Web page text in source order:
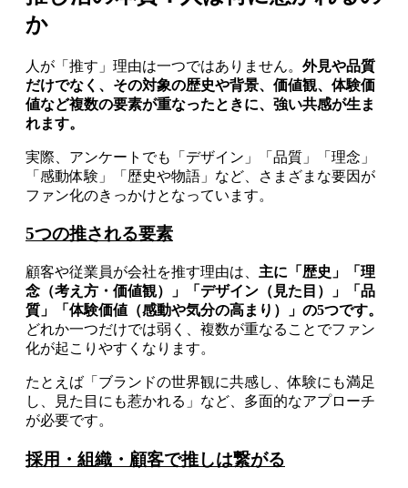
か
人が「推す」理由は一つではありません。 外見や品質
だけでなく、その対象の歴史や背景、価値観、体験価
値など複数の要素が重なったときに、強い共感が生ま
れます。
実際、アンケートでも「デザイン」「品質」「理念」
「感動体験」「歴史や物語」など、さまざまな要因が
ファン化のきっかけとなっています。
5つの推される要素
顧客や従業員が会社を推す理由は、 主に「歴史」「理
念（考え方・価値観）」「デザイン（見た目）」「品
質」「体験価値（感動や気分の高まり）」の5つです。
どれか一つだけでは弱く、複数が重なることでファン
化が起こりやすくなります。
たとえば「ブランドの世界観に共感し、体験にも満足
し、見た目にも惹かれる」など、多面的なアプローチ
が必要です。
採用・組織・顧客で推しは繋がる